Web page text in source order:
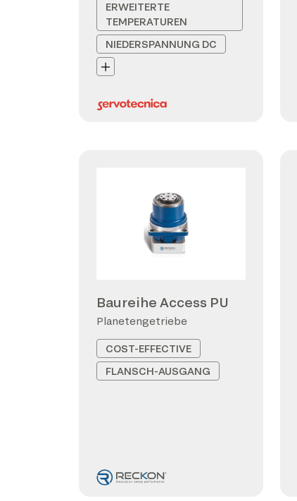
ERWEITERTE
TEMPERATUREN
NIEDERSPANNUNG DC
Baureihe Access PU
Planetengetriebe
COST-EFFECTIVE
FLANSCH-AUSGANG